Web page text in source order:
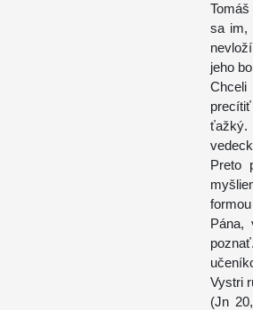
sa im,
jeho
ťažký.
Preto
Pána,
Vystri
(Jn